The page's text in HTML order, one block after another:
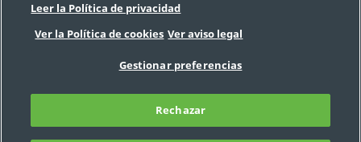
©2026 Swagelok Company. Todos los derechos reservados.
Selección fiable de un componente
Privacidad
Legal
Imprimir
Preguntas Frecuentes
Mapa del sitio
Preferencias de cookies
No venda ni comparta mi información
Leer la Política de privacidad
Ver la Política de cookies Ver aviso legal
Gestionar preferencias
Rechazar